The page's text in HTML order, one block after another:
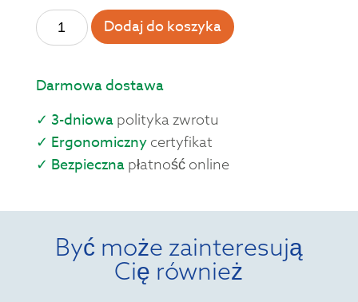
Dodaj do koszyka
Darmowa dostawa
✓ 3-dniowapolityka zwrotu
✓ Ergonomicznycertyfikat
✓ Bezpiecznapłatność online
Być może zainteresują
Cię również